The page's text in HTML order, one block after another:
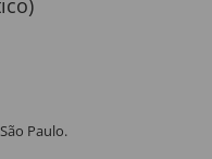
Paulo.